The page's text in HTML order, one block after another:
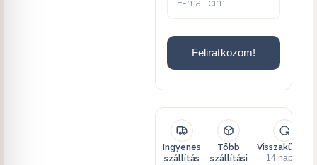
Feliratkozom!
Ingyenes
szállítás
Több
szállítási
Visszaküldés
14 napon